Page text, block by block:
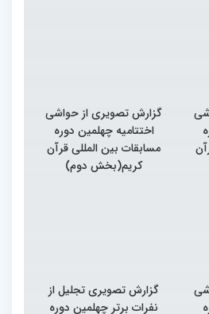
گزارش تصویری از حواشی
اختتامیه چهلمین دوره
مسابقات بین المللی قرآن
کریم(بخش دوم)
گزارش تصویری تجلیل از
نفرات برتر چهلمین دوره